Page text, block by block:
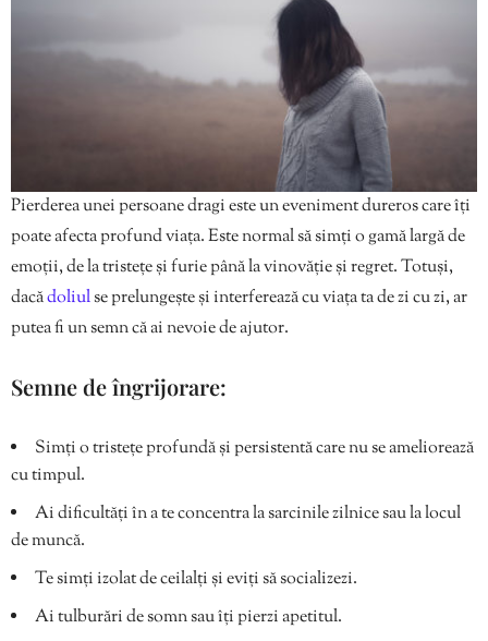
Pierderea unei persoane dragi este un eveniment dureros care îți
poate afecta profund viața. Este normal să simți o gamă largă de
emoții, de la tristețe și furie până la vinovăție și regret. Totuși,
dacădoliulse prelungește și interferează cu viața ta de zi cu zi, ar
putea fi un semn că ai nevoie de ajutor.
Semne de îngrijorare:
Simți o tristețe profundă și persistentă care nu se ameliorează
cu timpul.
Ai dificultăți în a te concentra la sarcinile zilnice sau la locul
de muncă.
Te simți izolat de ceilalți și eviți să socializezi.
Ai tulburări de somn sau îți pierzi apetitul.